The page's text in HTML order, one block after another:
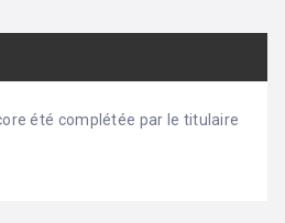
été complétée par le titulaire